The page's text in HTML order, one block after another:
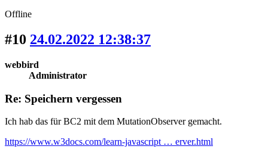
Offline
#10 24.02.2022 12:38:37
webbird
Administrator
Re: Speichern vergessen
Ich hab das für BC2 mit dem MutationObserver gemacht.
https://www.w3docs.com/learn-javascript … erver.html